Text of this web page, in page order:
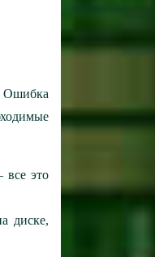
Ошибка
все это
диске,